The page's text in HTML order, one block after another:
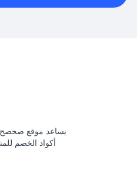
يساعد موقع صحصح
أكواد الخصم